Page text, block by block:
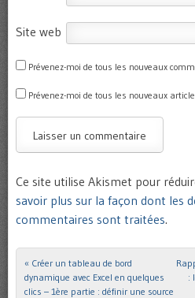
Site web
Prévenez-moi de tous les nouveaux
Prévenez-moi de tous les nouveaux
Ce site utilise Akismet pour
savoir plus sur la façon dont les
commentaires sont traitées.
Post navigation
« Créer un tableau de bord
dynamique avec Excel en quelques
clics – 1ère partie : définir une source
: